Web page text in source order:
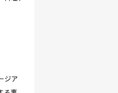
ジア